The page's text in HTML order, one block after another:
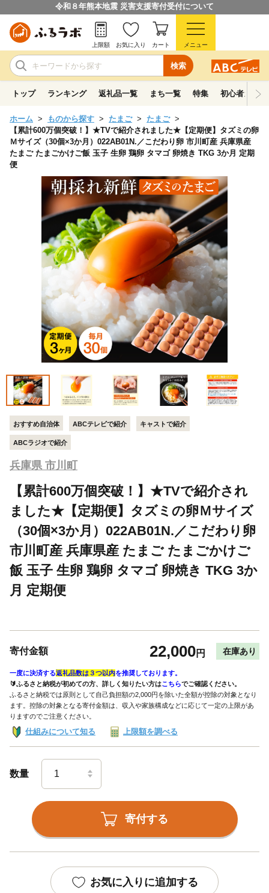
令和８年熊本地震 災害支援寄付受付について
検索
上限額 お気に入り カート メニュー
トップ ランキング 返礼品一覧 まち一覧 特集 初心者ガイド
ホーム ものから探す たまご
たまご
【累計600万個突破！】★TVで紹介されました★【定期便】タズミの卵
Ｍサイズ（30個×3か月）022AB01N.／こだわり卵 市川町産 兵庫県産
たまご たまごかけご飯 玉子 生卵 鶏卵 タマゴ 卵焼き TKG 3か月 定期
便
おすすめ自治体 ABCテレビで紹介 キャストで紹介
ABCラジオで紹介
兵庫県 市川町
【累計600万個突破！】★TVで紹介され
ました★【定期便】タズミの卵Ｍサイズ
（30個×3か月）022AB01N.／こだわり卵
市川町産 兵庫県産 たまご たまごかけご
飯 玉子 生卵 鶏卵 タマゴ 卵焼き TKG 3か
月 定期便
寄付金額 22,000円 在庫あり
一度に決済する返礼品数は３つ以内を推奨しております。
🔰ふるさと納税が初めての方、詳しく知りたい方はこちらでご確認ください。
ふるさと納税では原則として自己負担額の2,000円を除いた全額が控除の対象となり
ます。控除の対象となる寄付金額は、収入や家族構成などに応じて一定の上限があ
りますのでご注意ください。
仕組みについて知る 上限額を調べる
数量
寄付する
お気に入りに追加する